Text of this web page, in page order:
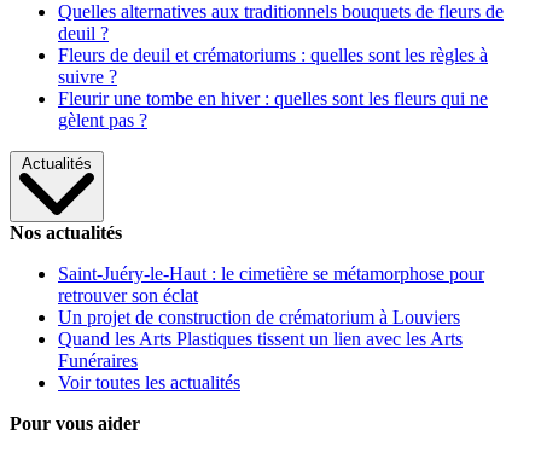
Quelles alternatives aux traditionnels bouquets de fleurs de
deuil ?
Fleurs de deuil et crématoriums : quelles sont les règles à
suivre ?
Fleurir une tombe en hiver : quelles sont les fleurs qui ne
gèlent pas ?
Actualités
Nos actualités
Saint-Juéry-le-Haut : le cimetière se métamorphose pour
retrouver son éclat
Un projet de construction de crématorium à Louviers
Quand les Arts Plastiques tissent un lien avec les Arts
Funéraires
Voir toutes les actualités
Pour vous aider